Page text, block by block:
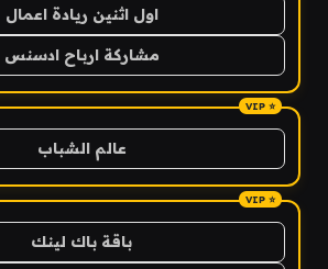
اول اثنين ريادة اعمال
مشاركة ارباح ادسنس
عالم الشباب
باقة باك لينك